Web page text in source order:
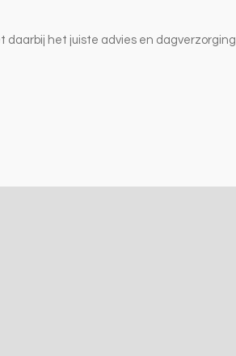
daarbij het juiste advies en dagverzorging.